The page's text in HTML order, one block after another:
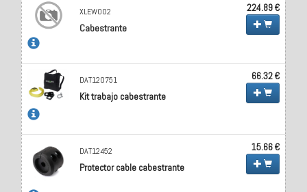
XLEW002
Cabestrante
224.89 €
DAT120751
Kit trabajo cabestrante
66.32 €
DAT12452
Protector cable cabestrante
15.66 €